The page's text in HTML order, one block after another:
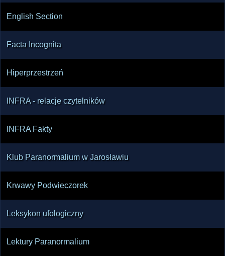
English Section
Facta Incognita
Hiperprzestrzeń
INFRA - relacje czytelników
INFRA Fakty
Klub Paranormalium w Jarosławiu
Krwawy Podwieczorek
Leksykon ufologiczny
Lektury Paranormalium